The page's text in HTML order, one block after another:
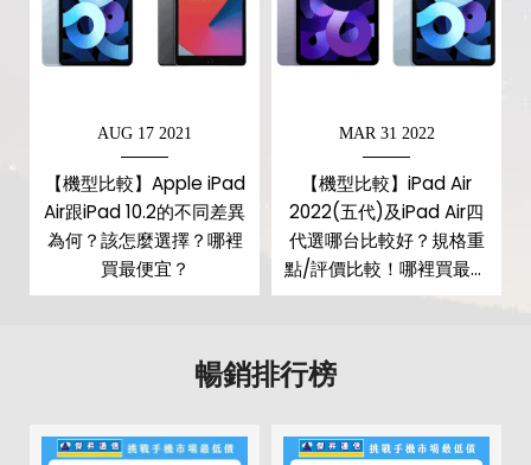
按鍵式「Touch ID感測器」與其它配件
Air 頂端的「電源按鈕」結合，推出了「按鍵式」的
Touch ID 指紋感測器，讓使用者能夠用更簡單快速、安
全的方式，來解鎖iPad Air、登入帳號和使用Apple
在機身接口的部分，蘋果為全新iPad Air加上了
邊設備。而在配件方面，iPad Air 4不再支援「第一代
過可搭配「巧控鍵盤」和「盤式聰穎雙面夾」使用。
AUG 17 2021
【機型比較】Apple iPad
Air跟iPad 10.2的不同差異
為何？該怎麼選擇？哪裡
買最便宜？
MAR 31 2022
【機型比較】iPad Air
2022(五代)及iPad Air四
代選哪台比較好？規格重
點/評價比較！哪裡買最便
宜？
暢銷排行榜